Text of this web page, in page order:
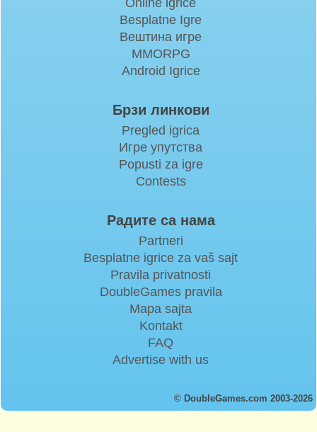
Online igrice
Besplatne Igre
Вештина игре
MMORPG
Android Igrice
Брзи линкови
Pregled igrica
Игре упутства
Popusti za igre
Contests
Радите са нама
Partneri
Besplatne igrice za vaš sajt
Pravila privatnosti
DoubleGames pravila
Mapa sajta
Kontakt
FAQ
Advertise with us
© DoubleGames.com 2003-2026